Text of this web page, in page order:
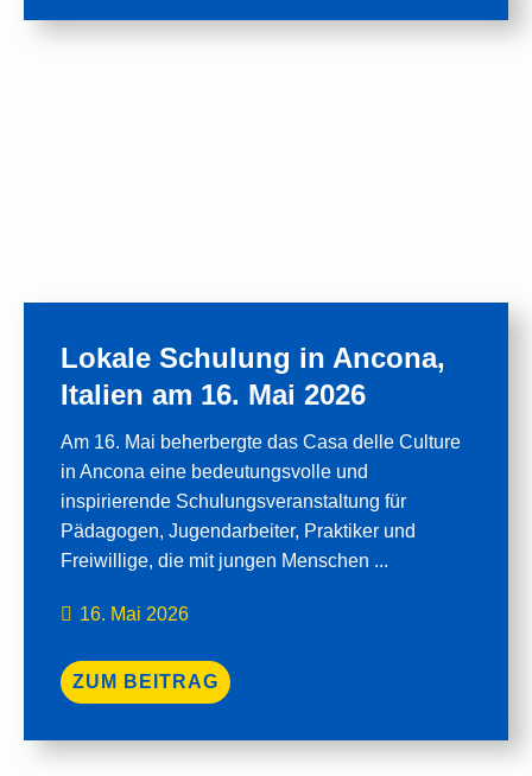
Lokale Schulung in Ancona,
Italien am 16. Mai 2026
Am 16. Mai beherbergte das Casa delle Culture
in Ancona eine bedeutungsvolle und
inspirierende Schulungsveranstaltung für
Pädagogen, Jugendarbeiter, Praktiker und
Freiwillige, die mit jungen Menschen ...
16. Mai 2026
ZUM BEITRAG